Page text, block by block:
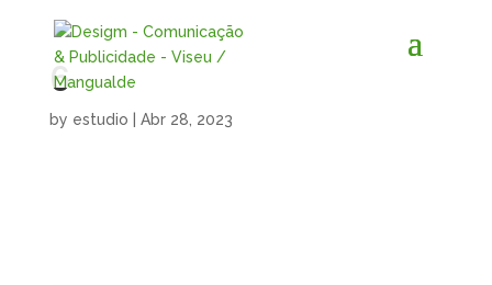
6
by estudio Abr 28, 2023